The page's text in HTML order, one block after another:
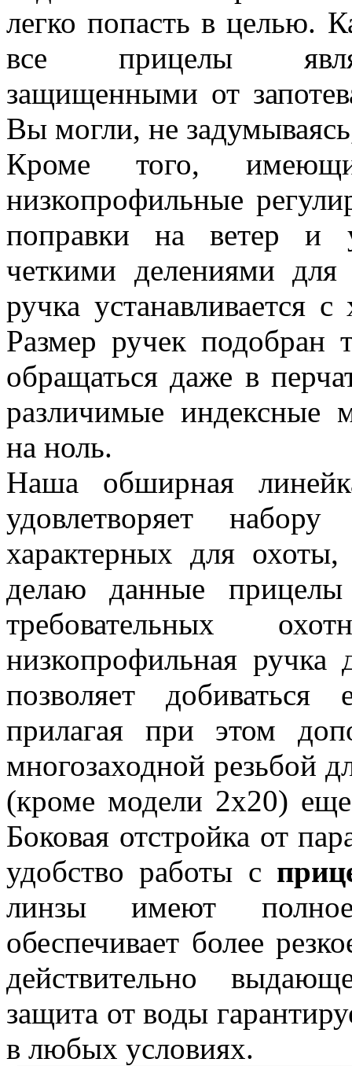
легко попасть в целью.
все прицелы
защищенными от
Вы могли, не
Кроме того,
низкопрофильные
поправки на ветер и
четкими делениями
ручка устанавливается
Размер ручек
обращаться даже в
различимые индексные
на ноль.
Наша обширная
удовлетворяет набору
характерных для
делаю данные прицелы
требовательных
низкопрофильная ручка
позволяет
прилагая при этом
многозаходной резьбой
(кроме модели 2x20)
Боковая отстройка от
удобство работы с
линзы имеют
обеспечивает более
действительно
защита от воды
в любых условиях.